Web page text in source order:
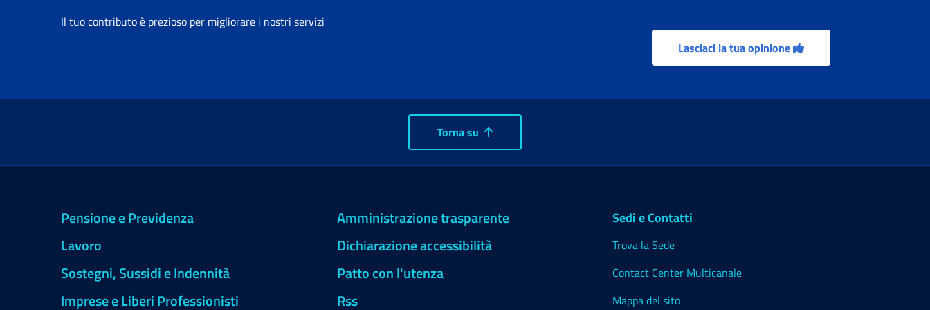
Il tuo contributo è prezioso per migliorare i nostri servizi
Lasciaci la tua opinione
Torna su
Pensione e Previdenza
Lavoro
Sostegni, Sussidi e Indennità
Imprese e Liberi Professionisti
Amministrazione trasparente
Dichiarazione accessibilità
Patto con l'utenza
Rss
Sedi e Contatti
Trova la Sede
Contact Center Multicanale
Mappa del sito